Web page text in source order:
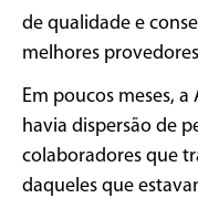
de qualidade e
melhores
Em poucos meses,
havia dispersão de
colaboradores que
daqueles que